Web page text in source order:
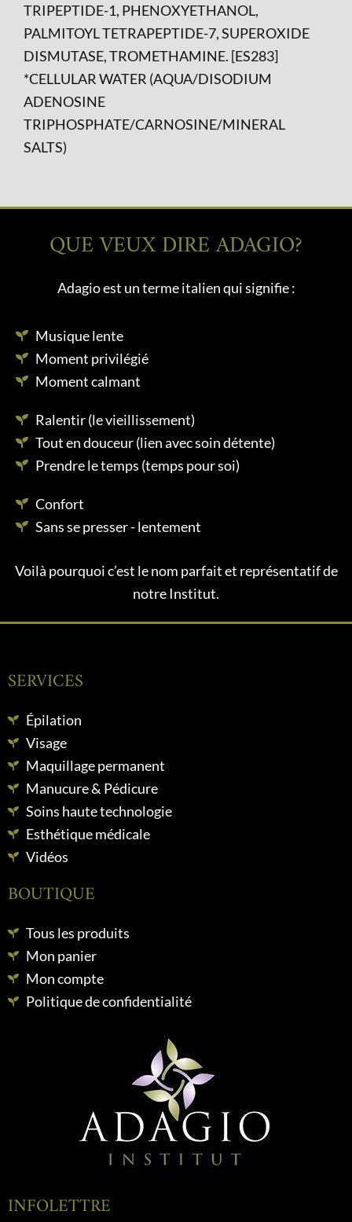
TRIPEPTIDE-1, PHENOXYETHANOL,
PALMITOYL TETRAPEPTIDE-7, SUPEROXIDE
DISMUTASE, TROMETHAMINE. [ES283]
*CELLULAR WATER (AQUA/DISODIUM
ADENOSINE
TRIPHOSPHATE/CARNOSINE/MINERAL
SALTS)
QUE VEUX DIRE ADAGIO?
Adagio est un terme italien qui signifie :
Musique lente
Moment privilégié
Moment calmant
Ralentir (le vieillissement)
Tout en douceur (lien avec soin détente)
Prendre le temps (temps pour soi)
Confort
Sans se presser - lentement
Voilà pourquoi c’est le nom parfait et représentatif de
notre Institut.
SERVICES
Épilation
Visage
Maquillage permanent
Manucure & Pédicure
Soins haute technologie
Esthétique médicale
Vidéos
BOUTIQUE
Tous les produits
Mon panier
Mon compte
Politique de confidentialité
INFOLETTRE